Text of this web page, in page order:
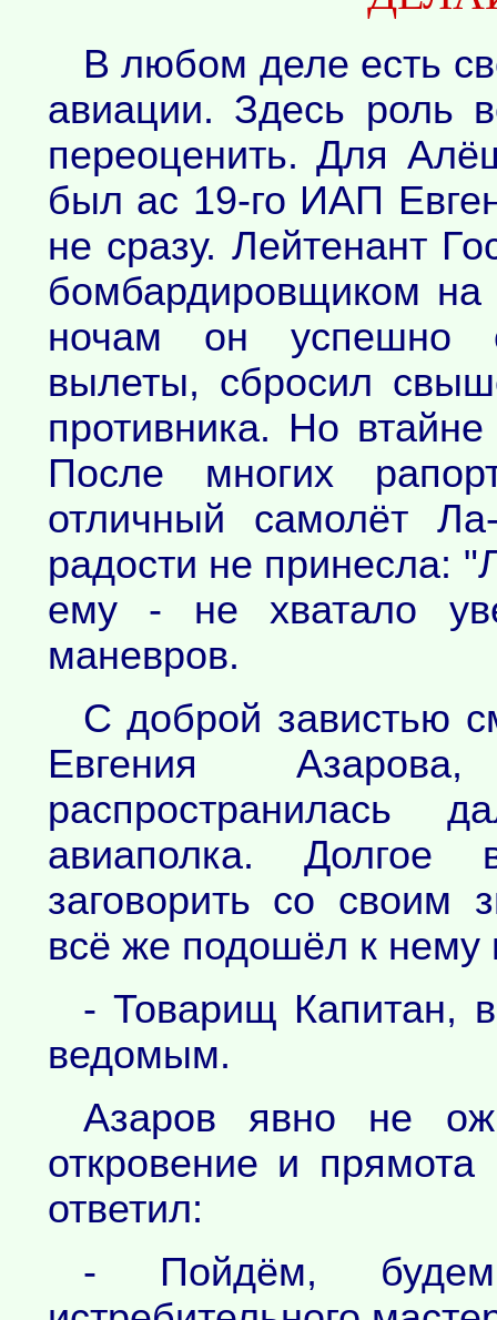
В любом деле есть
авиации. Здесь роль
переоценить. Для
был ас 19-го ИАП
не сразу. Лейтенант
бомбардировщиком
ночам он успешно
вылеты, сбросил
противника. Но
После многих
отличный самолёт
радости не принесла:
ему - не хватало
маневров.
С доброй завистью
Евгения
распространилась
авиаполка.
заговорить со своим
всё же подошёл к нему
- Товарищ Капитан,
ведомым.
Азаров явно не
откровение и
ответил:
- Пойдём,